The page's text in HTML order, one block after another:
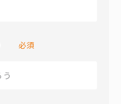
必須